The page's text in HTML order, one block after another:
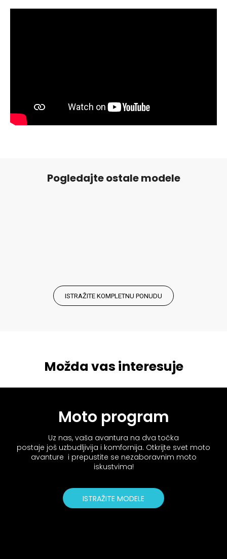
Pogledajte ostale modele
ISTRAŽITE KOMPLETNU PONUDU
Možda vas interesuje
Moto program
Uz nas, vaša avantura na dva točka
postaje još uzbudljivija i komfornija. Otkrijte svet moto
avanture i prepustite se nezaboravnim moto
iskustvima!
ISTRAŽITE MODELE